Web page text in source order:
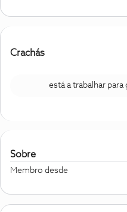
Crachás
está a trabalhar
Sobre
Membro desde